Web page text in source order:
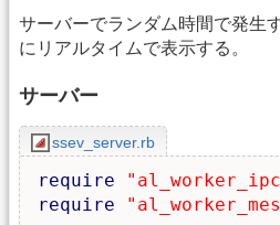
サーバーでランダム時間で発生
にリアルタイムで表示する。
サーバー
ssev_server.rb
require
require